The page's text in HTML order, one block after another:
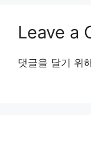
Leave a
댓글을 달기 위